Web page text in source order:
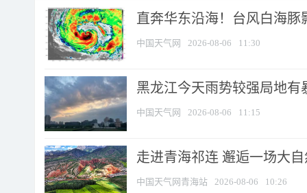
直奔华东沿海！台风白海豚
中国天气网 2026-08-06 11:30
黑龙江今天雨势较强局地有
中国天气网 2026-08-06 11:15
走进青海祁连 邂逅一场大
中国天气网青海站 2026-08-06 10:26